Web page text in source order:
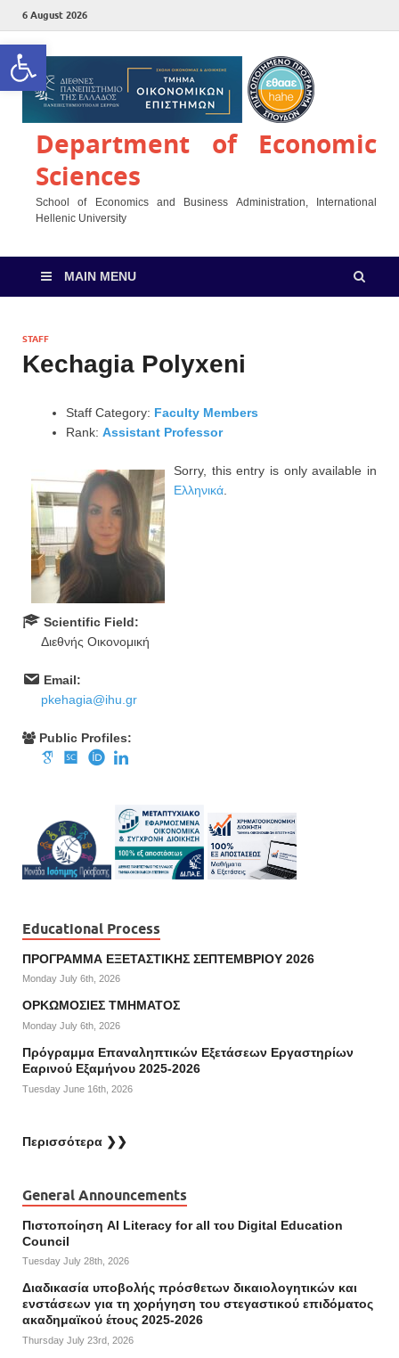
Open toolbar
6 August 2026
Department of Economic
Sciences
School of Economics and Business Administration, International
Hellenic University
MAIN MENU
STAFF
Κechagia Polyxeni
Staff Category: Faculty Members
Rank: Assistant Professor
Sorry, this entry is only available in
Ελληνικά.
Scientific Field:
Διεθνής Οικονομική
Email:
pkehagia@ihu.gr
Public Profiles:
Educational Process
ΠΡΟΓΡΑΜΜΑ ΕΞΕΤΑΣΤΙΚΗΣ ΣΕΠΤΕΜΒΡΙΟΥ 2026
Monday July 6th, 2026
ΟΡΚΩΜΟΣΙΕΣ ΤΜΗΜΑΤΟΣ
Monday July 6th, 2026
Πρόγραμμα Επαναληπτικών Εξετάσεων Εργαστηρίων
Εαρινού Εξαμήνου 2025-2026
Tuesday June 16th, 2026
Περισσότερα ❯❯
General Announcements
Πιστοποίηση AI Literacy for all του Digital Education
Council
Tuesday July 28th, 2026
Διαδικασία υποβολής πρόσθετων δικαιολογητικών και
ενστάσεων για τη χορήγηση του στεγαστικού επιδόματος
ακαδημαϊκού έτους 2025-2026
Thursday July 23rd, 2026